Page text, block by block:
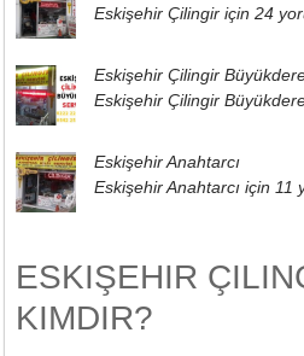
Eskişehir Çilingir için 24
Eskişehir Çilingir
Eskişehir Çilingir
Eskişehir Anahtarcı
Eskişehir Anahtarcı için 11
ESKIŞEHIR
KIMDIR?